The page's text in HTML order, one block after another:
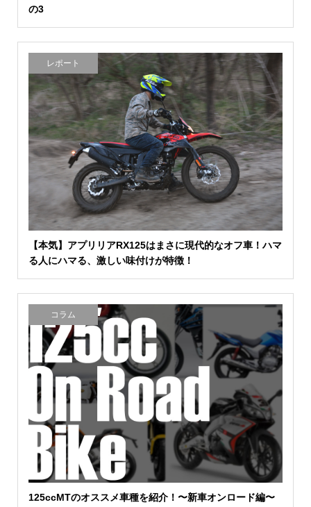
の3
レポート
【本気】アプリリアRX125はまさに現代的なオフ車！ハマ
る人にハマる、激しい味付けが特徴！
コラム
125ccMTのオススメ車種を紹介！〜新車オンロード編〜